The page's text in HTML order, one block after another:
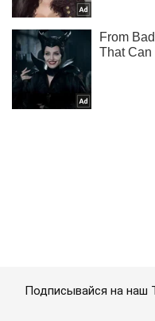
Важное